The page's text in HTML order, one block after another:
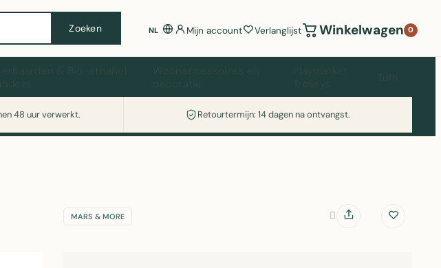
Zoeken NL Mijn account Verlanglijst Winkelwagen 0
48 uur verwerkt. Retourtermijn: 14 dagen na ontvangst.
prijzen op Witgoedaanbod.nl
MARS & MORE